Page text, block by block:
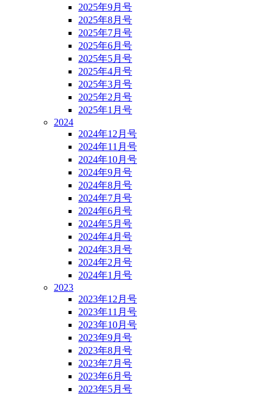
2025年9月号
2025年8月号
2025年7月号
2025年6月号
2025年5月号
2025年4月号
2025年3月号
2025年2月号
2025年1月号
2024
2024年12月号
2024年11月号
2024年10月号
2024年9月号
2024年8月号
2024年7月号
2024年6月号
2024年5月号
2024年4月号
2024年3月号
2024年2月号
2024年1月号
2023
2023年12月号
2023年11月号
2023年10月号
2023年9月号
2023年8月号
2023年7月号
2023年6月号
2023年5月号